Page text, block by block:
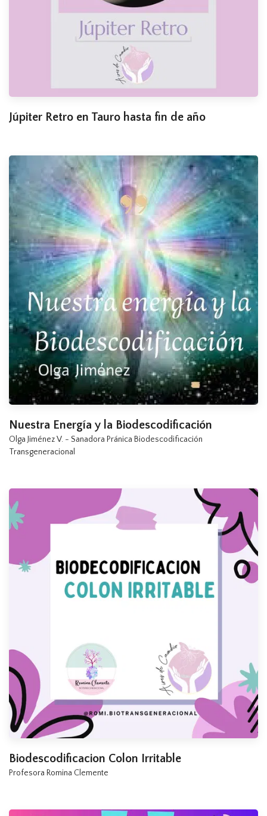
Júpiter Retro en Tauro hasta fin de año
Nuestra Energía y la Biodescodificación
Olga Jiménez V. - Sanadora Pránica Biodescodificación
Transgeneracional
Biodescodificacion Colon Irritable
Profesora Romina Clemente